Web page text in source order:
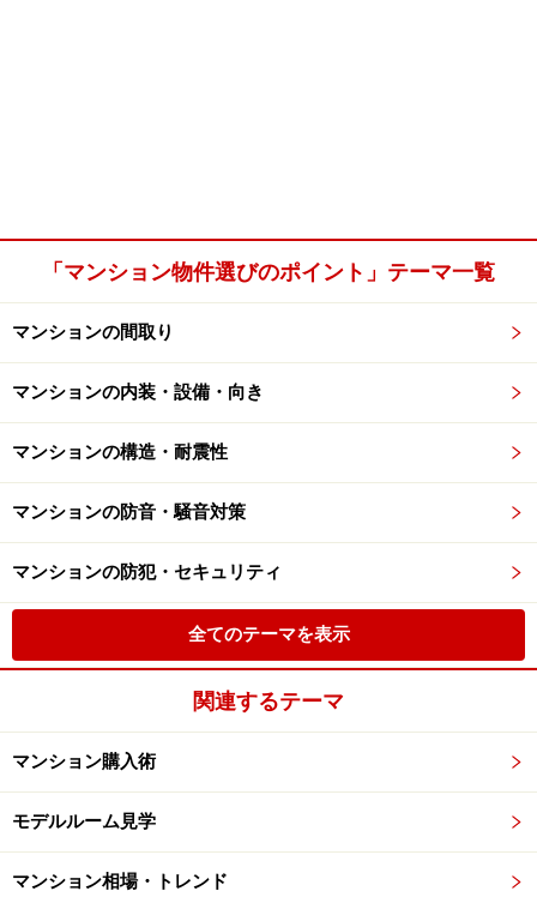
「マンション物件選びのポイント」テーマ一覧
マンションの間取り
マンションの内装・設備・向き
マンションの構造・耐震性
マンションの防音・騒音対策
マンションの防犯・セキュリティ
全てのテーマを表示
関連するテーマ
マンション購入術
モデルルーム見学
マンション相場・トレンド